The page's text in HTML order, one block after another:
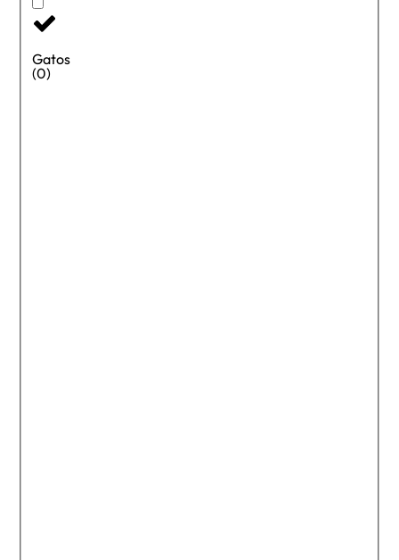
Gatos
(0)